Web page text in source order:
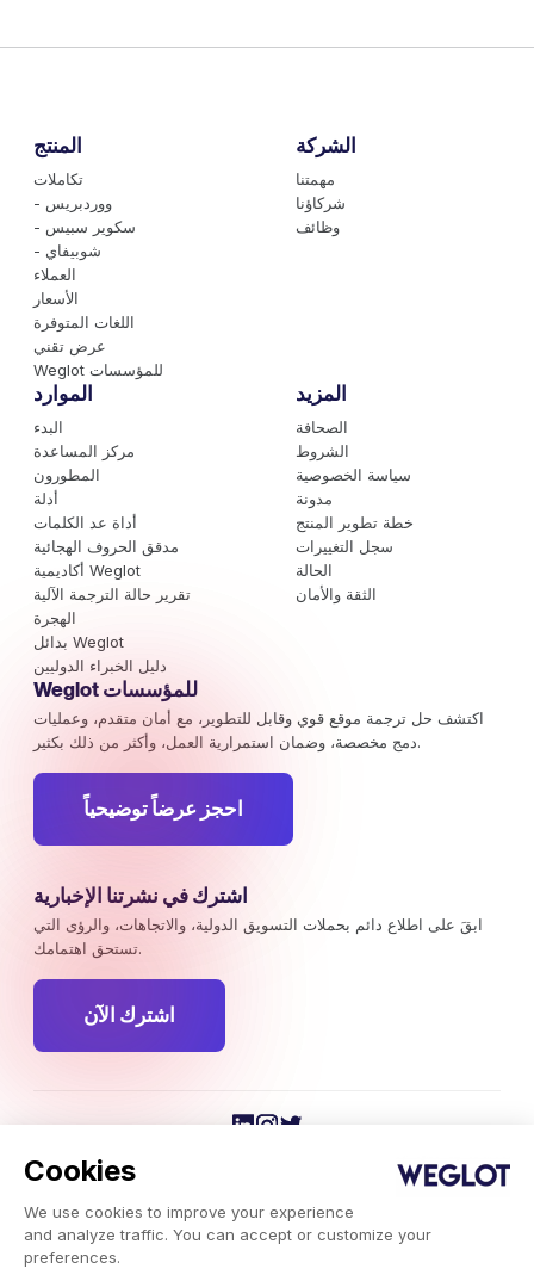
Cookies
We use cookies to improve your experience
and analyze traffic. You can accept or customize your
preferences.
المنتج
تكاملات
- ووردبريس
- سكوير سبيس
- شوبيفاي
العملاء
الأسعار
اللغات المتوفرة
عرض تقني
Weglot للمؤسسات
الشركة
مهمتنا
شركاؤنا
وظائف
الموارد
البدء
مركز المساعدة
المطورون
أدلة
أداة عد الكلمات
مدقق الحروف الهجائية
أكاديمية Weglot
تقرير حالة الترجمة الآلية
الهجرة
بدائل Weglot
دليل الخبراء الدوليين
المزيد
الصحافة
الشروط
سياسة الخصوصية
مدونة
خطة تطوير المنتج
سجل التغييرات
الحالة
الثقة والأمان
Weglot للمؤسسات
اكتشف حل ترجمة موقع قوي وقابل للتطوير، مع أمان متقدم، وعمليات
دمج مخصصة، وضمان استمرارية العمل، وأكثر من ذلك بكثير.
احجز عرضاً توضيحياً
اشترك في نشرتنا الإخبارية
ابقَ على اطلاع دائم بحملات التسويق الدولية، والاتجاهات، والرؤى التي
تستحق اهتمامك.
اشترك الآن
حقوق النشر © 2026 Weglot. جميع الحقوق محفوظة.